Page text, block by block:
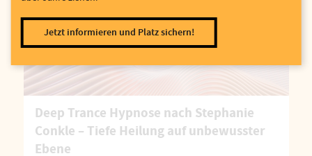
Deep Trance Hypnose nach Stephanie
Conkle – Tiefe Heilung auf unbewusster
Ebene
Jetzt informieren und Platz sichern!